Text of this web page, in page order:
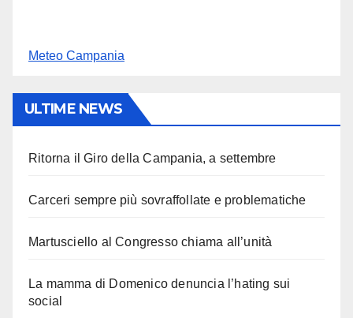
Meteo Campania
ULTIME NEWS
Ritorna il Giro della Campania, a settembre
Carceri sempre più sovraffollate e problematiche
Martusciello al Congresso chiama all’unità
La mamma di Domenico denuncia l’hating sui
social